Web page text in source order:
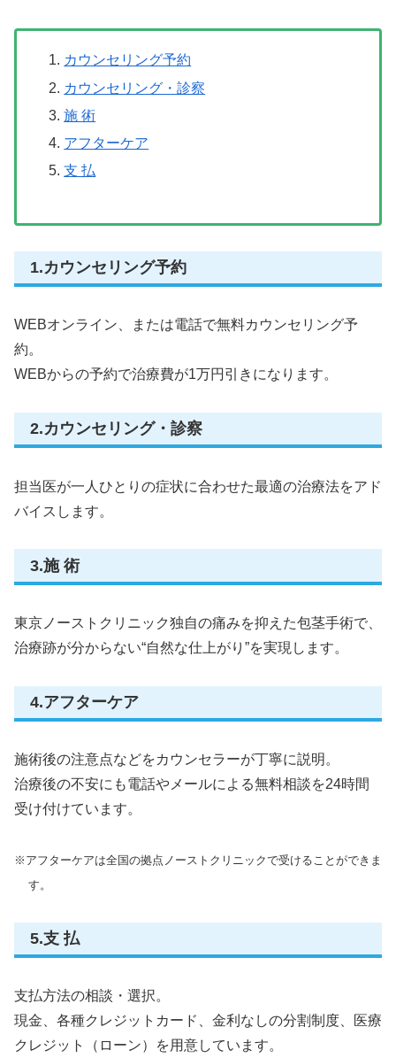
カウンセリング予約
カウンセリング・診察
施 術
アフターケア
支 払
1.カウンセリング予約
WEBオンライン、または電話で無料カウンセリング予
約。
WEBからの予約で治療費が1万円引きになります。
2.カウンセリング・診察
担当医が一人ひとりの症状に合わせた最適の治療法をアド
バイスします。
3.施 術
東京ノーストクリニック独自の痛みを抑えた包茎手術で、
治療跡が分からない“自然な仕上がり”を実現します。
4.アフターケア
施術後の注意点などをカウンセラーが丁寧に説明。
治療後の不安にも電話やメールによる無料相談を24時間
受け付けています。
※アフターケアは全国の拠点ノーストクリニックで受けることができま
す。
5.支 払
支払方法の相談・選択。
現金、各種クレジットカード、金利なしの分割制度、医療
クレジット（ローン）を用意しています。